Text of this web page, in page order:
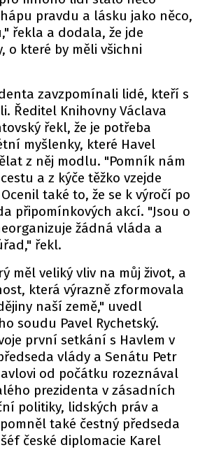
pravdu a lásku jako něco,
řekla a dodala, že jde
o které by měli všichni
zavzpomínali lidé, kteří s
Ředitel Knihovny Václava
řekl, že je potřeba
myšlenky, které Havel
z něj modlu. "Pomník nám
a z kýče těžko vzejde
také to, že se k výročí po
připomínkových akcí. "Jsou o
žádná vláda a
řekl.
měl veliký vliv na můj život, a
která výrazně zformovala
naší země," uvedl
soudu Pavel Rychetský.
první setkání s Havlem v
vlády a Senátu Petr
od počátku rozeznával
prezidenta v zásadních
politiky, lidských práv a
také čestný předseda
české diplomacie Karel